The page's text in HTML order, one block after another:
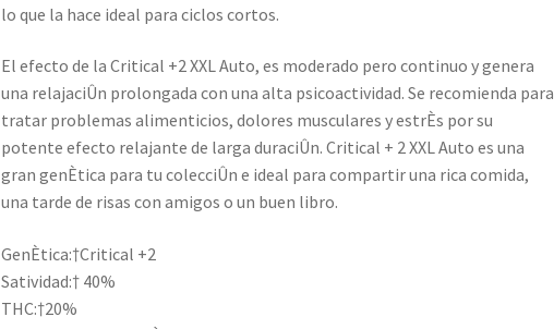
lo que la hace ideal para ciclos cortos.
El efecto de la Critical +2 XXL Auto, es moderado pero continuo y genera
una relajaciÛn prolongada con una alta psicoactividad. Se recomienda para
tratar problemas alimenticios, dolores musculares y estrÈs por su
potente efecto relajante de larga duraciÛn. Critical + 2 XXL Auto es una
gran genÈtica para tu colecciÛn e ideal para compartir una rica comida,
una tarde de risas con amigos o un buen libro.
GenÈtica:†Critical +2
Satividad:† 40%
THC:†20%